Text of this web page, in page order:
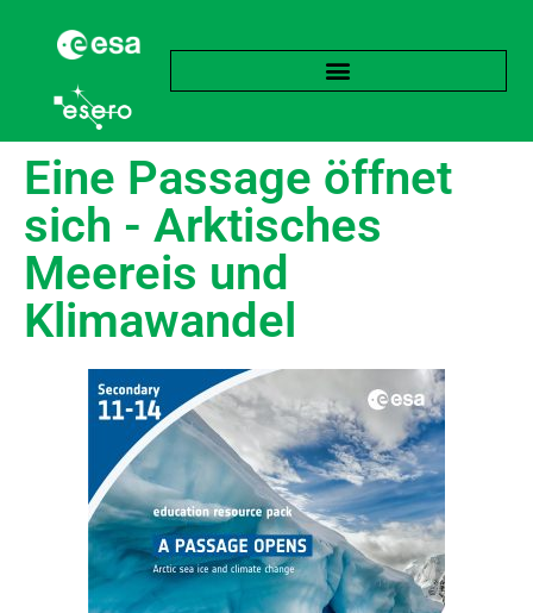
Eine Passage öffnet
sich - Arktisches
Meereis und
Klimawandel